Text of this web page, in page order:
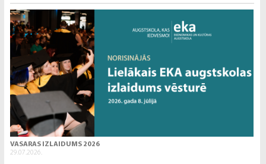
VASARAS IZLAIDUMS 2026
29.07.2026.